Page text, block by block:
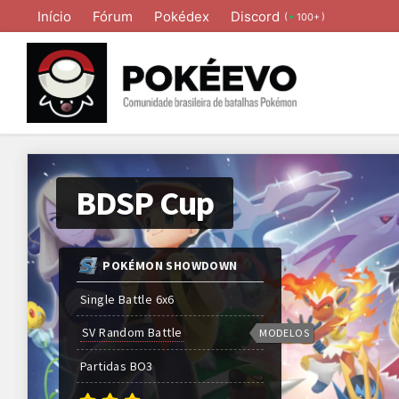
Início Fórum Pokédex Discord ( 100+ )
BDSP Cup
POKÉMON SHOWDOWN
Single Battle 6x6
SV Random Battle
Partidas BO3
MODELOS